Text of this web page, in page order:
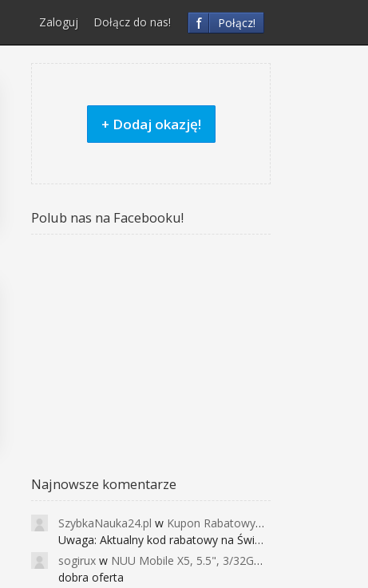
f Połącz!
Zaloguj Dołącz do nas!
+ Dodaj okazję!
Polub nas na Facebooku!
Najnowsze komentarze
SzybkaNauka24.pl w Kupon Rabatowy na Kurs Angielskiego dla Dzieci - FunEnglish
Uwaga: Aktualny kod rabatowy na Święta (
sogirux w NUU Mobile X5, 5.5", 3/32GB, czujnik linii papilarnych, 2950mAh, aparat 13MP za 267zł - Banggood
dobra oferta